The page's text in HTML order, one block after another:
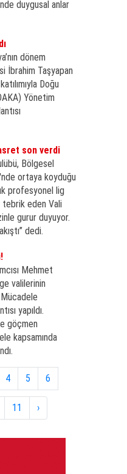
duygusal anlar
dönem
İbrahim Taşyapan
Doğu
Yönetim
son verdi
Bölgesel
ortaya koyduğu
profesyonel lig
tebrik eden Vali
gurur duyuyor.
dedi.
Mehmet
valilerinin
Mücadele
yapıldı.
göçmen
kapsamında
4 5 6
11 ›